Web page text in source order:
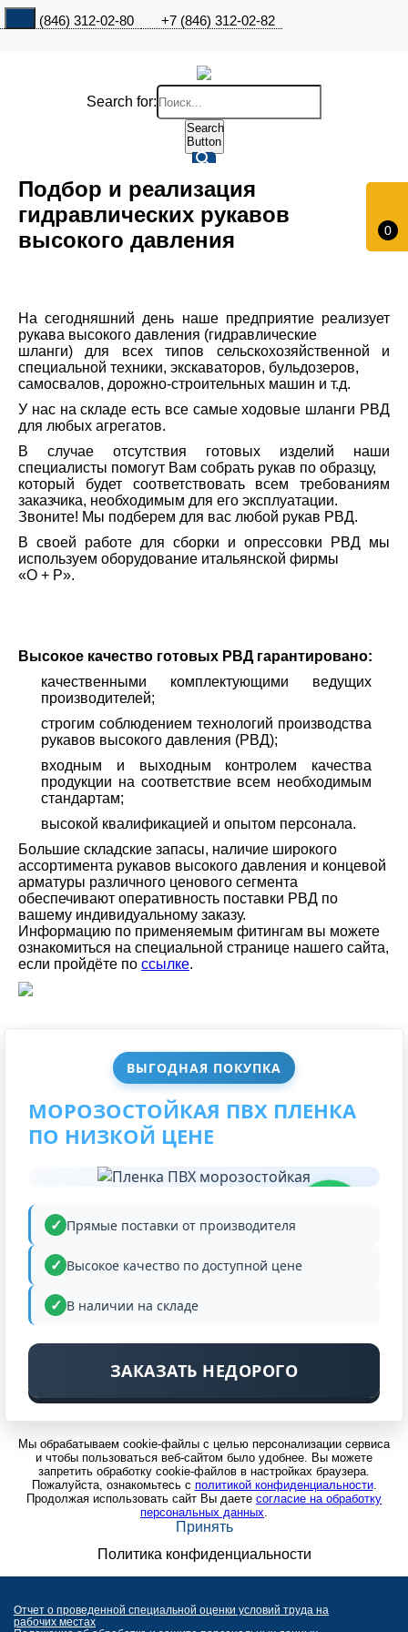
+7 (846) 312-02-80 +7 (846) 312-02-82
0
Search for:
Search
Button
ВЫГОДНАЯ ПОКУПКА
МОРОЗОСТОЙКАЯ ПВХ ПЛЕНКА
ПО НИЗКОЙ ЦЕНЕ
Прямые поставки от производителя
Высокое качество по доступной цене
В наличии на складе
ЗАКАЗАТЬ НЕДОРОГО
Подбор и реализация
гидравлических рукавов
высокого давления
На сегодняшний день наше предприятие реализует
рукава высокого давления (гидравлические
шланги) для всех типов сельскохозяйственной и
специальной техники, экскаваторов, бульдозеров,
самосвалов, дорожно-строительных машин и т.д.
У нас на складе есть все самые ходовые шланги РВД
для любых агрегатов.
В случае отсутствия готовых изделий наши
специалисты помогут Вам собрать рукав по образцу,
который будет соответствовать всем требованиям
заказчика, необходимым для его эксплуатации.
Звоните! Мы подберем для вас любой рукав РВД.
В своей работе для сборки и опрессовки РВД мы
используем оборудование итальянской фирмы
«O + P».
Высокое качество готовых РВД гарантировано:
качественными комплектующими ведущих
производителей;
строгим соблюдением технологий производства
рукавов высокого давления (РВД);
входным и выходным контролем качества
продукции на соответствие всем необходимым
стандартам;
высокой квалификацией и опытом персонала.
Большие складские запасы, наличие широкого
ассортимента рукавов высокого давления и концевой
арматуры различного ценового сегмента
обеспечивают оперативность поставки РВД по
вашему индивидуальному заказу.
Информацию по применяемым фитингам вы можете
ознакомиться на специальной странице нашего сайта,
если пройдёте по ссылке.
Мы обрабатываем cookie-файлы с целью персонализации сервиса
и чтобы пользоваться веб-сайтом было удобнее. Вы можете
запретить обработку cookie-файлов в настройках браузера.
Пожалуйста, ознакомьтесь с политикой конфиденциальности.
Продолжая использовать сайт Вы даете согласие на обработку
персональных данных.
Принять
Политика конфиденциальности
Отчет о проведенной специальной оценки условий труда на
рабочих местах